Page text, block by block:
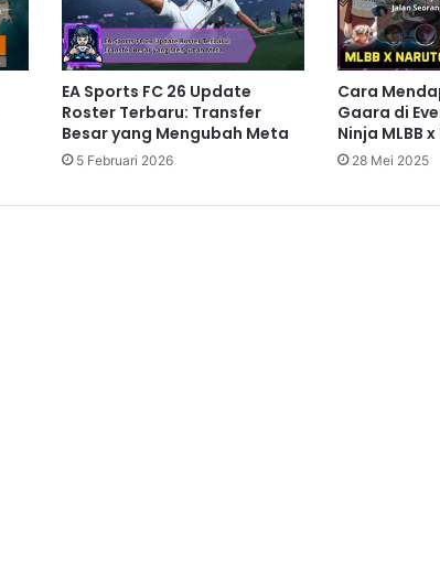
EA Sports FC 26 Update
Roster Terbaru: Transfer
Besar yang Mengubah Meta
5 Februari 2026
Cara
Gaara di
Ninja MLBB
28 Mei 2025